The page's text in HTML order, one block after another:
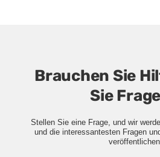
Brauchen Sie
Sie
Stellen Sie eine Frage, und wir
und die interessantesten Fragen